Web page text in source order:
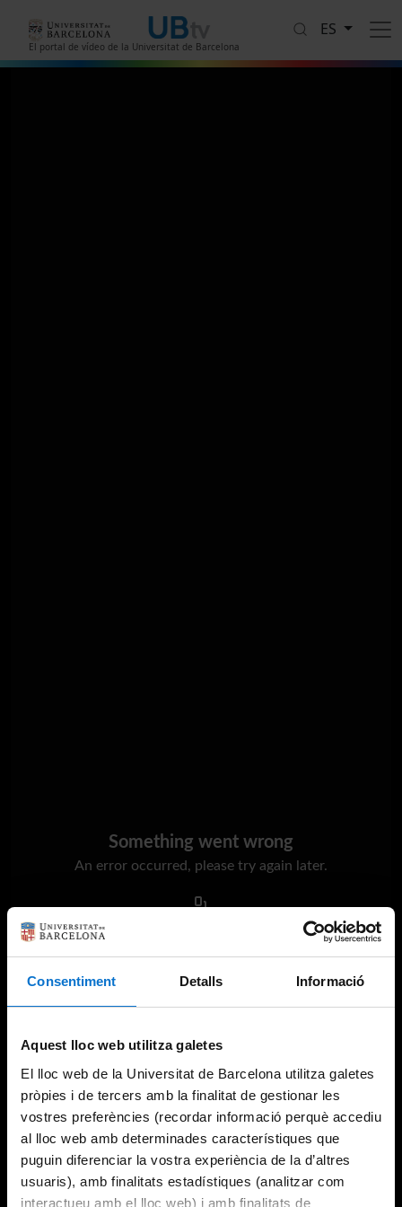
Consentiment Detalls Informació
Aquest lloc web utilitza galetes
El lloc web de la Universitat de Barcelona utilitza galetes
pròpies i de tercers amb la finalitat de gestionar les
vostres preferències (recordar informació perquè accediu
al lloc web amb determinades característiques que
puguin diferenciar la vostra experiència de la d’altres
usuaris), amb finalitats estadístiques (analitzar com
interactueu amb el lloc web) i amb finalitats de
El portal de vídeo de la Universitat de Barcelona
ES
Something went wrong
An error occurred, please try again later.